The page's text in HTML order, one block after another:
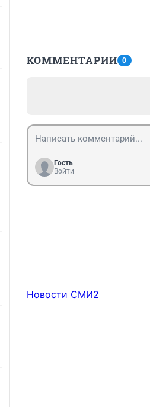
КОММЕНТАРИИ 0
Гость
Войти
Новости СМИ2